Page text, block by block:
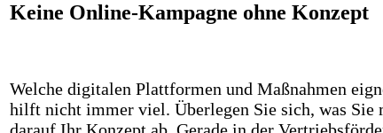
Keine Online-Kampagne ohne Konzept
Welche digitalen Plattformen und Maßnahmen
hilft nicht immer viel. Überlegen Sie sich, was Sie